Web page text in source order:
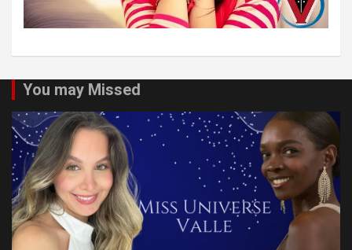
You may Missed